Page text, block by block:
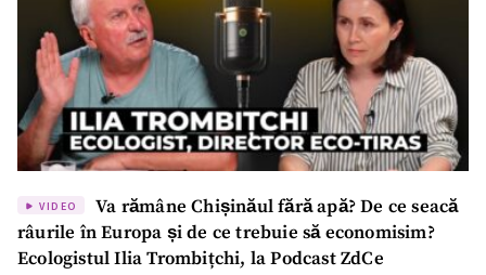
VIDEO
Va rămâne Chișinăul fără apă? De ce seacă
râurile în Europa și de ce trebuie să economisim?
Ecologistul Ilia Trombițchi, la Podcast ZdCe